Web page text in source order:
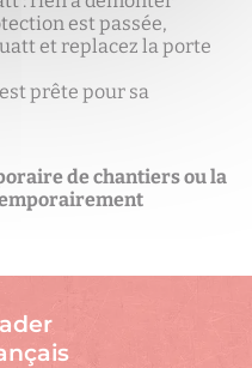
est passée,
et replacez la porte
prête pour sa
de chantiers ou la